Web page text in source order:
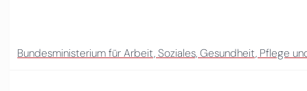
Bundesministerium für Arbeit, Soziales, Gesundheit, Pflege